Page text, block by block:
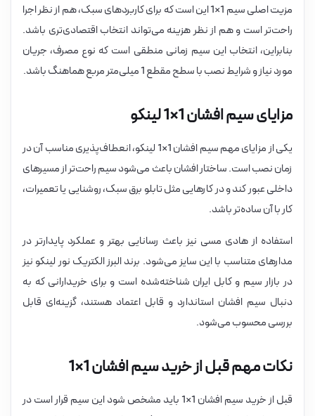
مزیت اصلی سیم 1×1 این است که برای کاربردهای سبک، هم از نظر اجرا
راحت‌تر است و هم از نظر هزینه می‌تواند انتخاب اقتصادی‌تری باشد.
بنابراین، انتخاب این سیم زمانی منطقی است که نوع مصرف، جریان
مورد نیاز و شرایط نصب با سطح مقطع 1 میلی‌متر مربع هماهنگ باشد.
مزایای سیم افشان 1×1 لینکو
یکی از مزایای مهم سیم افشان 1×1 لینکو، انعطاف‌پذیری مناسب آن در
زمان نصب است. ساختار افشان باعث می‌شود سیم راحت‌تر از مسیرهای
داخلی عبور کند و در کارهایی مثل تابلو برق سبک، روشنایی یا تعمیرات،
کار با آن ساده‌تر باشد.
استفاده از هادی مسی نیز باعث رسانایی بهتر و عملکرد پایدارتر در
مدارهای متناسب با این سایز می‌شود. برند البرز الکتریک نور لینکو نیز
در بازار سیم و کابل ایران شناخته‌شده است و برای خریدارانی که به
دنبال سیم افشان استاندارد و قابل اعتماد هستند، گزینه‌ای قابل
بررسی محسوب می‌شود.
نکات مهم قبل از خرید سیم افشان 1×1
قبل از خرید سیم افشان 1×1 باید مشخص شود این سیم قرار است در